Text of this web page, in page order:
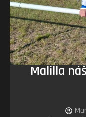
Malilla